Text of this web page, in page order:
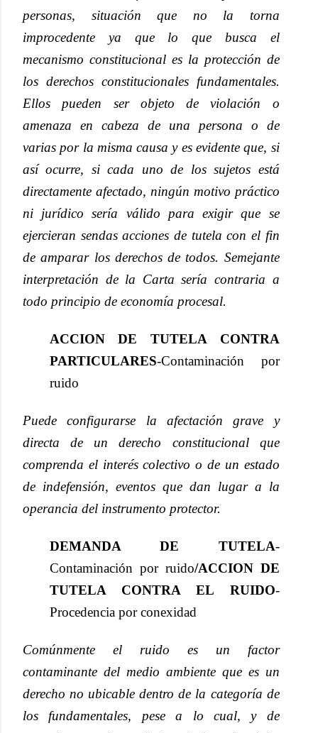
personas, situación que no la torna
improcedente ya que lo que busca el
mecanismo constitucional es la protección de
los derechos constitucionales fundamentales.
Ellos pueden ser objeto de violación o
amenaza en cabeza de una persona o de
varias por la misma causa y es evidente que, si
así ocurre, si cada uno de los sujetos está
directamente afectado, ningún motivo práctico
ni jurídico sería válido para exigir que se
ejercieran sendas acciones de tutela con el fin
de amparar los derechos de todos. Semejante
interpretación de la Carta sería contraria a
todo principio de economía procesal.
ACCION DE TUTELA CONTRA
PARTICULARES-Contaminación por
ruido
Puede configurarse la afectación grave y
directa de un derecho constitucional que
comprenda el interés colectivo o de un estado
de indefensión, eventos que dan lugar a la
operancia del instrumento protector.
DEMANDA DE TUTELA-
Contaminación por ruido/ACCION DE
TUTELA CONTRA EL RUIDO-
Procedencia por conexidad
Comúnmente el ruido es un factor
contaminante del medio ambiente que es un
derecho no ubicable dentro de la categoría de
los fundamentales, pese a lo cual, y de